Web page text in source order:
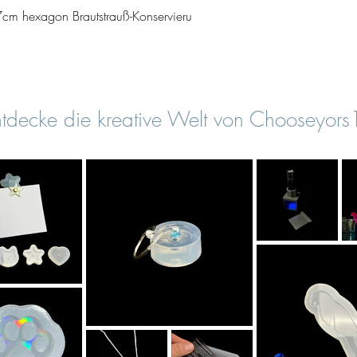
Aperçu rapide
hexagon Brautstrauß-Konservieru
die kreative Welt von